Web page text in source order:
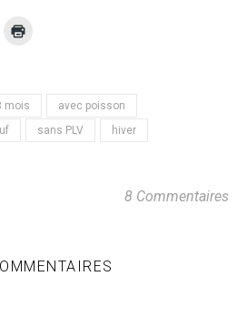
mois
avec poisson
sans PLV
hiver
8 Commentaires